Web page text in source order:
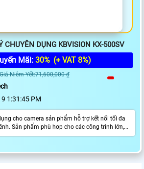
CHUYÊN DỤNG KBVISION KX-500SV
Mãi: 30% (+ VAT 8%)
Niêm Yết:71,600,000 ₫
1:31:45 PM
cho camera sản phẩm hỗ trợ kết nối tối đa
Sản phẩm phù hơp cho các công trình lớn,...